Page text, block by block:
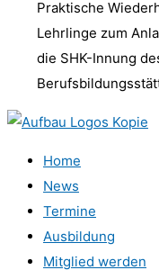
Praktische
Lehrlinge zum
die SHK-Innung
Home
News
Termine
Ausbildung
Mitglied werden